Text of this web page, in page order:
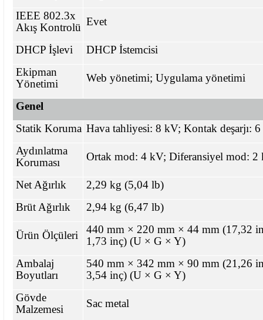
IEEE 802.3x
Akış Kontrolü Evet
DHCP İşlevi
DHCP İstemcisi
Ekipman
Yönetimi
Web yönetimi; Uygulama yönetimi
Genel
Statik Koruma Hava tahliyesi: 8 kV; Kontak deşarjı:
Aydınlatma
Koruması
Ortak mod: 4 kV; Diferansiyel mod: 2
Net Ağırlık
2,29 kg (5,04 lb)
Brüt Ağırlık
2,94 kg (6,47 lb)
Ürün Ölçüleri
440 mm × 220 mm × 44 mm (17,32
1,73 inç) (U × G × Y)
Ambalaj
Boyutları
540 mm × 342 mm × 90 mm (21,26
3,54 inç) (U × G × Y)
Gövde
Malzemesi
Sac metal